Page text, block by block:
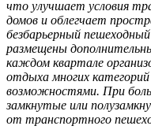
что улучшает условия
домов и облегчает
безбарьерный
размещены
каждом квартале
отдыха многих
возможностями. При
замкнутые или
от транспортного